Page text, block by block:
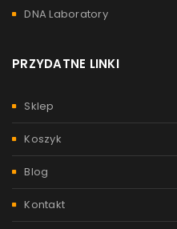
DNA Laboratory
PRZYDATNE LINKI
Sklep
Koszyk
Blog
Kontakt